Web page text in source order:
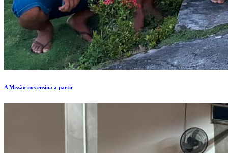
A Missão nos ensina a partir